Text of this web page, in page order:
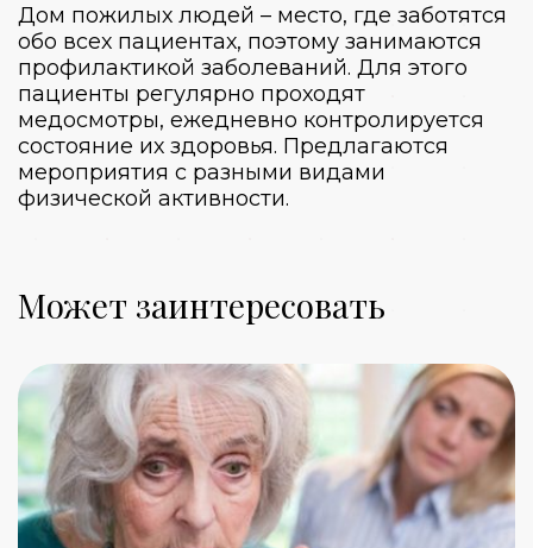
Дом пожилых людей – место, где заботятся
обо всех пациентах, поэтому занимаются
профилактикой заболеваний. Для этого
пациенты регулярно проходят
медосмотры, ежедневно контролируется
состояние их здоровья. Предлагаются
мероприятия с разными видами
физической активности.
Может заинтересовать